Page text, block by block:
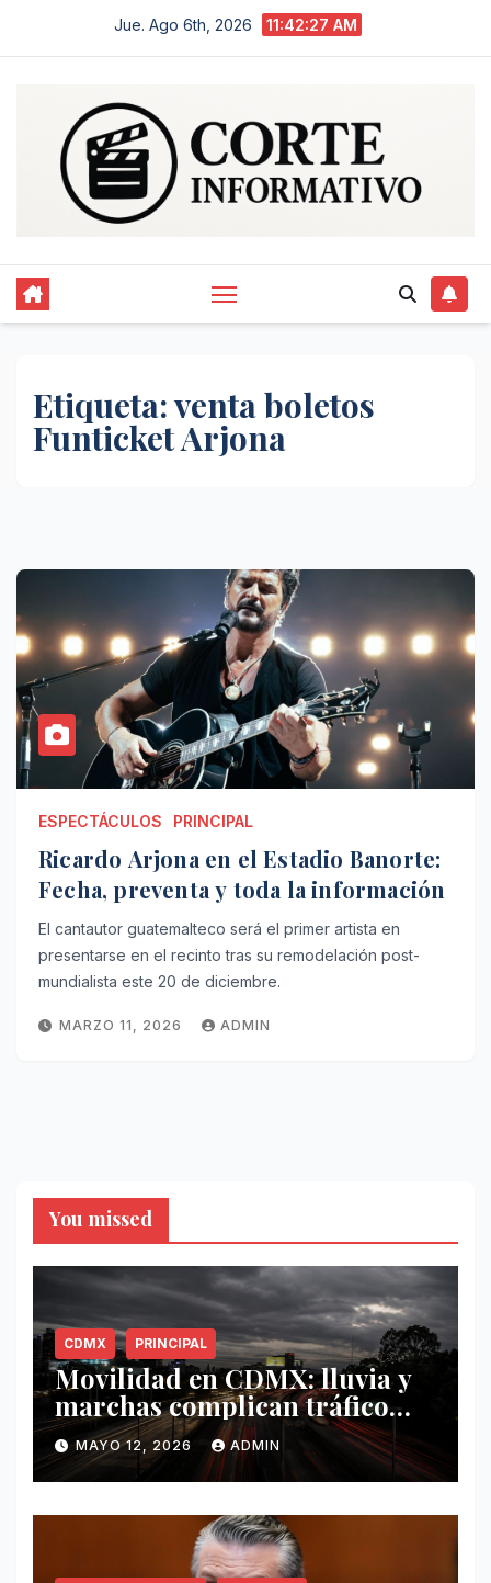
Jue. Ago 6th, 2026 11:42:27 AM
Etiqueta:venta boletos
Funticket Arjona
ESPECTÁCULOS PRINCIPAL
Ricardo Arjona en el Estadio Banorte:
Fecha, preventa y toda la información
El cantautor guatemalteco será el primer artista en
presentarse en el recinto tras su remodelación post-
mundialista este 20 de diciembre.
MARZO 11, 2026 ADMIN
You missed
CDMX PRINCIPAL
Movilidad en CDMX: lluvia y
marchas complican tráfico
este 12 de mayo
MAYO 12, 2026 ADMIN